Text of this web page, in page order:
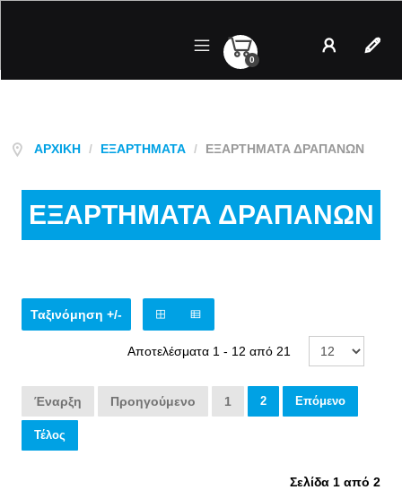
Λογαριασμός
0
ΑΡΧΙΚΉ / ΕΞΑΡΤΉΜΑΤΑ / ΕΞΑΡΤΗΜΑΤΑ ΔΡΑΠΑΝΩΝ
ΕΞΑΡΤΗΜΑΤΑ ΔΡΑΠΑΝΩΝ
Ταξινόμηση +/-
Αποτελέσματα 1 - 12 από 21
Έναρξη Προηγούμενο 1 2 Επόμενο
Τέλος
Σελίδα 1 από 2